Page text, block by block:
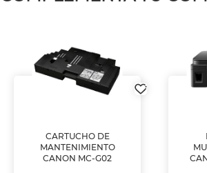
CARTUCHO DE
MANTENIMIENTO
CANON MC-G02